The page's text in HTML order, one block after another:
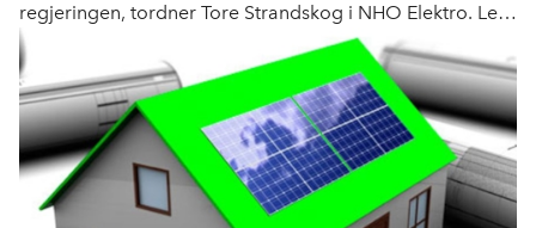
regjeringen, tordner Tore Strandskog i NHO Elektro. Les
våre viktigste budsjettkrav til regjeringen.